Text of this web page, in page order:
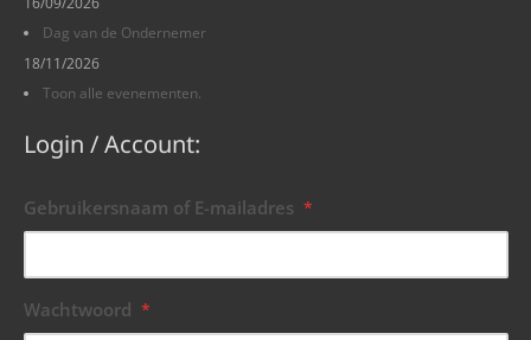
Dag van de Ondernemer
18/11/2026
Toon alle evenementen.
Login / Account:
Gebruikersnaam of E-mailadres *
Wachtwoord *